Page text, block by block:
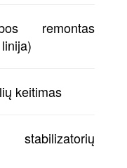
remontas
keitimas